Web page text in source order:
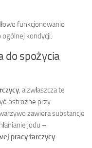
funkcjonowanie
kondycji.
do spożycia
, a zwłaszcza te
ostrożne przy
zawiera substancje
jodu –
pracy tarczycy.